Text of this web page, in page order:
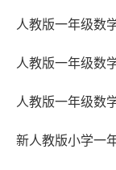
人教版一年级数
人教版一年级数
人教版一年级数
新人教版小学一